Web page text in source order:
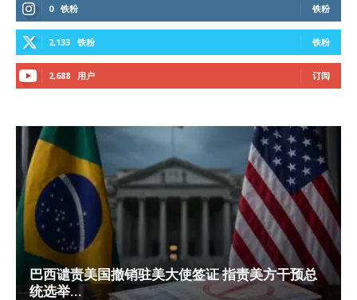
0 铁粉 铁粉
2,133 铁粉 铁粉
2,688 用户 订阅
巴西谴责美国撤销驻美大使签证 指责美方干预总
统选举...